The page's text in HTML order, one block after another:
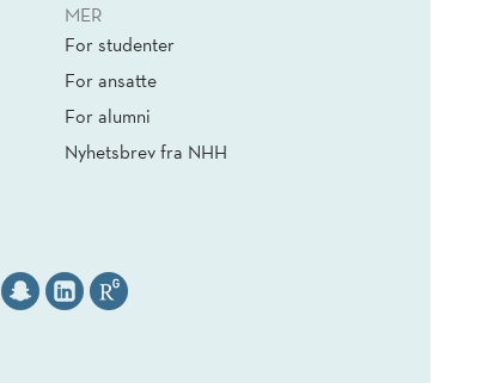
MER
For studenter
For ansatte
For alumni
Nyhetsbrev fra NHH